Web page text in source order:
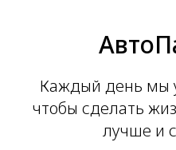
Каждый день мы
чтобы сделать
лучше и